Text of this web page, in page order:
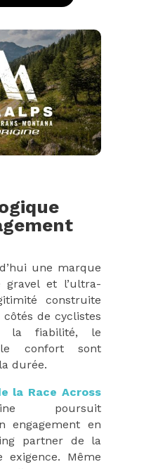
une marque
gravel et l’ultra-
construite
de cyclistes
la fiabilité, le
confort sont
durée.
la Race Across
poursuit
engagement en
partner de la
exigence. Même